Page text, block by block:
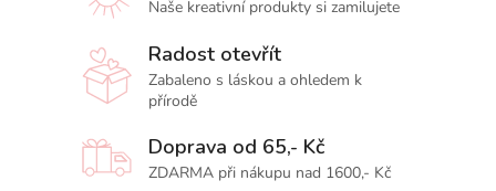
Naše kreativní produkty si zamilujete
Radost otevřít
Zabaleno s láskou a ohledem k
přírodě
Doprava od 65,- Kč
ZDARMA při nákupu nad 1600,- Kč